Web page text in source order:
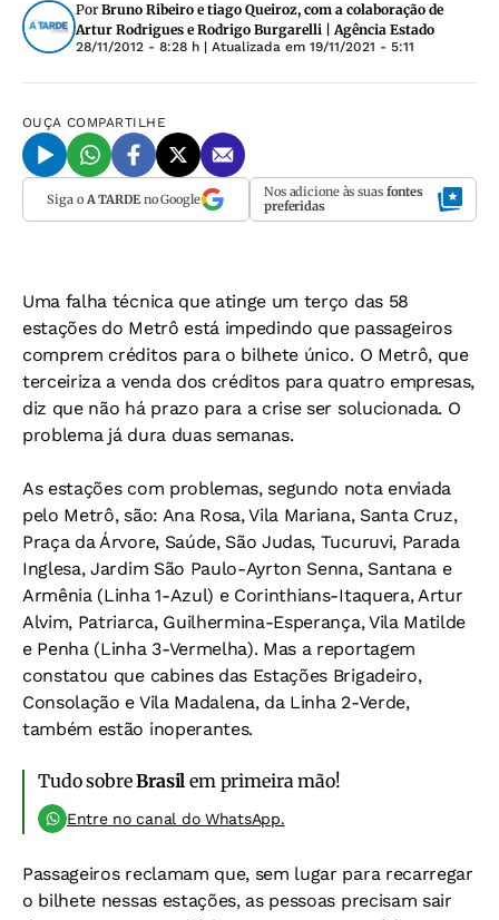
Por Bruno Ribeiro e tiago Queiroz, com a colaboração de
Artur Rodrigues e Rodrigo Burgarelli | Agência Estado
28/11/2012 - 8:28 h | Atualizada em 19/11/2021 - 5:11
OUÇA COMPARTILHE
Siga o A TARDEno Google Nos adicione às suas fontes
preferidas
Uma falha técnica que atinge um terço das 58
estações do Metrô está impedindo que passageiros
comprem créditos para o bilhete único. O Metrô, que
terceiriza a venda dos créditos para quatro empresas,
diz que não há prazo para a crise ser solucionada. O
problema já dura duas semanas.
As estações com problemas, segundo nota enviada
pelo Metrô, são: Ana Rosa, Vila Mariana, Santa Cruz,
Praça da Árvore, Saúde, São Judas, Tucuruvi, Parada
Inglesa, Jardim São Paulo-Ayrton Senna, Santana e
Armênia (Linha 1-Azul) e Corinthians-Itaquera, Artur
Alvim, Patriarca, Guilhermina-Esperança, Vila Matilde
e Penha (Linha 3-Vermelha). Mas a reportagem
constatou que cabines das Estações Brigadeiro,
Consolação e Vila Madalena, da Linha 2-Verde,
também estão inoperantes.
Tudo sobreBrasil em primeira mão!
Entre no canal do WhatsApp.
Passageiros reclamam que, sem lugar para recarregar
o bilhete nessas estações, as pessoas precisam sair